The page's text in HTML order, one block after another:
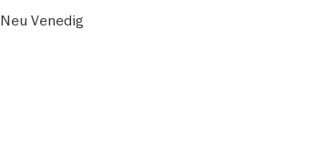
Neu Venedig